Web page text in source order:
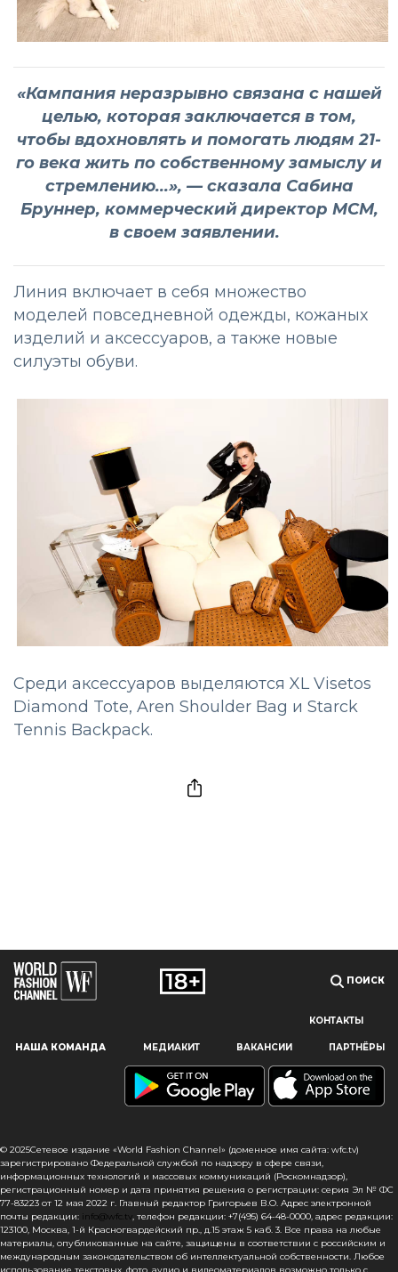
Наш сайт использует файлы cookie и похожие технологии,
пользователям, предоставляя персонализированную
информацию, запоминая предпочтения в области
сайта, вы подтверждаете свое согласие на использование
файлов cookie в соответствии с настоящим уведомлением
в отношении данного типа файлов. Если вы не согласны
с тем, чтобы мы использовали данный тип файлов,
то вы должны соответствующим образом установить
настройки вашего браузера или не использовать сайт wfc.tv
«Кампания неразрывно связана с нашей
целью, которая заключается в том,
чтобы вдохновлять и помогать людям 21-
го века жить по собственному замыслу и
стремлению...», — сказала Сабина
Бруннер, коммерческий директор MCM,
в своем заявлении.
Линия включает в себя множество
моделей повседневной одежды, кожаных
изделий и аксессуаров, а также новые
силуэты обуви.
Среди аксессуаров выделяются XL Visetos
Diamond Tote, Aren Shoulder Bag и Starck
Tennis Backpack.
ПОИСК
КОНТАКТЫ
НАША КОМАНДА МЕДИАКИТ ВАКАНСИИ ПАРТНЁРЫ
© 2025Сетевое издание «World Fashion Channel» (доменное имя сайта: wfc.tv)
зарегистрировано Федеральной службой по надзору в сфере связи,
информационных технологий и массовых коммуникаций (Роскомнадзор),
регистрационный номер и дата принятия решения о регистрации: серия Эл № ФС
77-83223 от 12 мая 2022 г. Главный редактор Григорьев В.О. Адрес электронной
почты редакции: info@wfc.tv, телефон редакции: +7(495) 64-48-0000, адрес редакции:
123100, Москва, 1-й Красногвардейский пр., д.15 этаж 5 каб. 3. Все права на любые
материалы, опубликованные на сайте, защищены в соответствии с российским и
международным законодательством об интеллектуальной собственности. Любое